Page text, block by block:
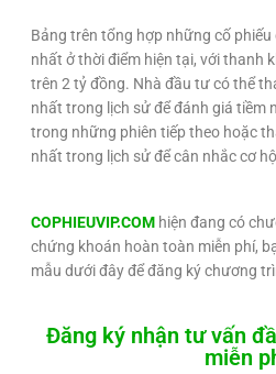
Bảng trên tổng hợp những cố
nhất ở thời điểm hiện tại, với thanh
trên 2 tỷ đồng. Nhà đầu tư có thể
nhất trong lịch sử để đánh giá tiềm
trong những phiên tiếp theo hoặc
nhất trong lịch sử để cân nhắc cơ
COPHIEUVIP.COM hiện đang có
chứng khoán hoàn toàn miễn phí,
mẫu dưới đây để đăng ký chương
Đăng ký nhận tư vấn
miễn